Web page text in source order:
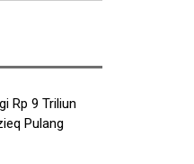
Rp 9 Triliun
Pulang